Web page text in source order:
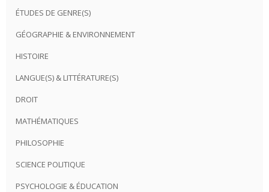
ÉTUDES DE GENRE(S)
GÉOGRAPHIE & ENVIRONNEMENT
HISTOIRE
LANGUE(S) & LITTÉRATURE(S)
DROIT
MATHÉMATIQUES
PHILOSOPHIE
SCIENCE POLITIQUE
PSYCHOLOGIE & ÉDUCATION